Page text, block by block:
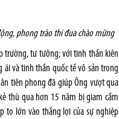
phong trào thi đua chào mừng
trường, tư tưởng; với tinh thần kiên
và tinh thần quốc tế vô sản trong
tiên phong đã giúp Ông vượt qua
thù qua hơn 15 năm bị giam cầm
to lớn vào thắng lợi của sự nghiệp